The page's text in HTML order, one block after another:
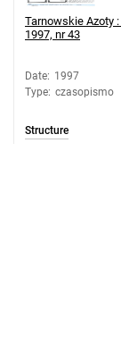
22
Tarnowskie Azoty
1997, nr 43
Date: 1997
Type: czasopismo
Structure